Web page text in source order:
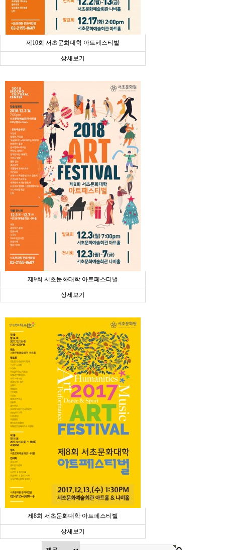
제10회 서초문화대학 아트페스티벌
상세보기
제9회 서초문화대학 아트페스티벌
상세보기
제8회 서초문화대학 아트페스티벌
상세보기